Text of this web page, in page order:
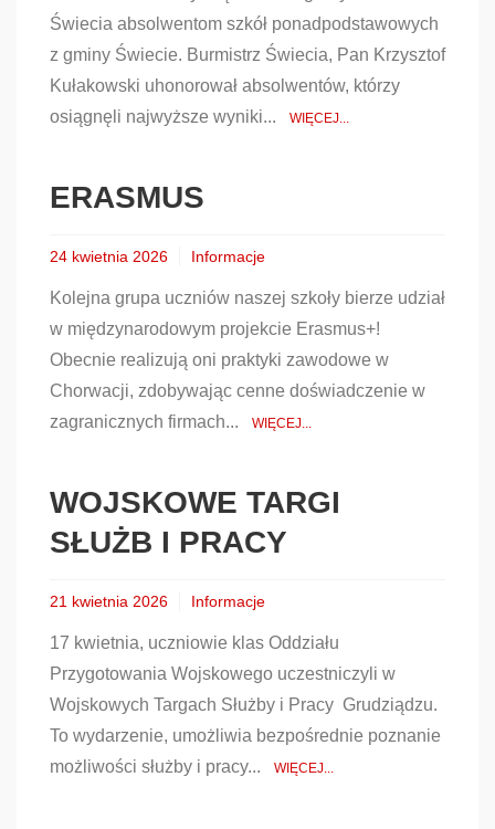
Świecia absolwentom szkół ponadpodstawowych
z gminy Świecie. Burmistrz Świecia, Pan Krzysztof
Kułakowski uhonorował absolwentów, którzy
osiągnęli najwyższe wyniki...
WIĘCEJ...
ERASMUS
24 kwietnia 2026 Informacje
Kolejna grupa uczniów naszej szkoły bierze udział
w międzynarodowym projekcie Erasmus+!
Obecnie realizują oni praktyki zawodowe w
Chorwacji, zdobywając cenne doświadczenie w
zagranicznych firmach...
WIĘCEJ...
WOJSKOWE TARGI
SŁUŻB I PRACY
21 kwietnia 2026 Informacje
17 kwietnia, uczniowie klas Oddziału
Przygotowania Wojskowego uczestniczyli w
Wojskowych Targach Służby i Pracy Grudziądzu.
To wydarzenie, umożliwia bezpośrednie poznanie
możliwości służby i pracy...
WIĘCEJ...